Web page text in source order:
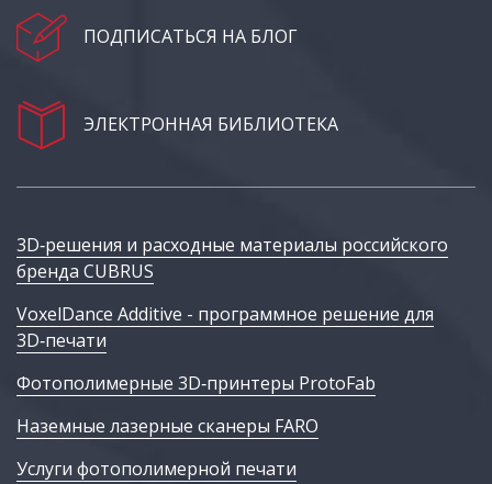
ПОДПИСАТЬСЯ НА БЛОГ
ЭЛЕКТРОННАЯ БИБЛИОТЕКА
3D‑решения и расходные материалы российского
бренда CUBRUS
VoxelDance Additive - программное решение для
3D‑печати
Фотополимерные 3D‑принтеры ProtoFab
Наземные лазерные сканеры FARO
Услуги фотополимерной печати